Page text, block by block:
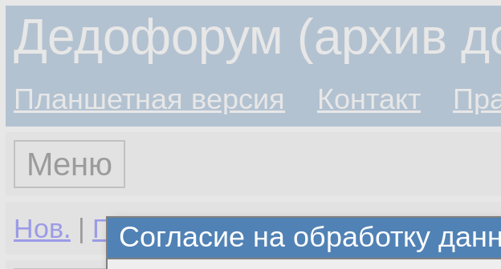
Дедофорум (архив
Планшетная версия Контакт
Меню
Нов. | Гор.|Избр.
Согласие на обработку